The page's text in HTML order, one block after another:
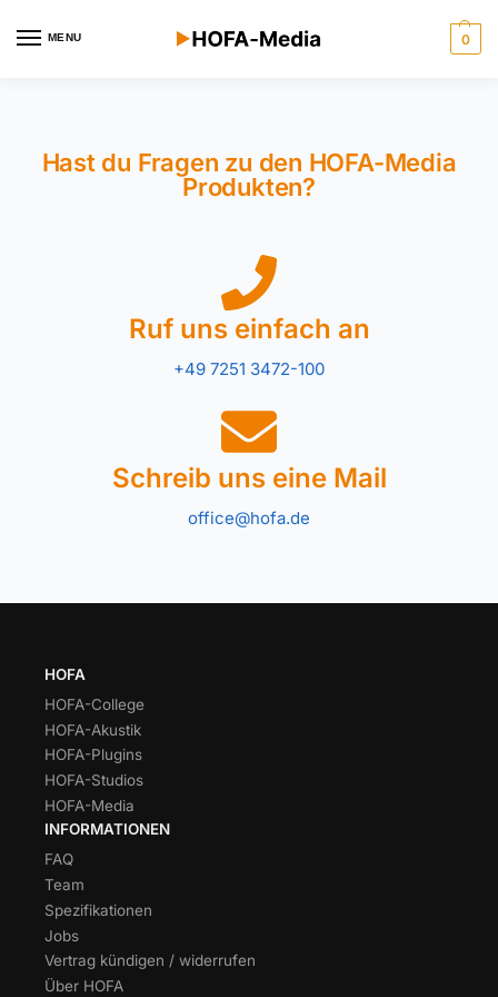
MENU 0
Hast du Fragen zu den HOFA-Media
Produkten?
Ruf uns einfach an
+49 7251 3472-100
Schreib uns eine Mail
office@hofa.de
HOFA
HOFA-College
HOFA-Akustik
HOFA-Plugins
HOFA-Studios
HOFA-Media
INFORMATIONEN
FAQ
Team
Spezifikationen
Jobs
Vertrag kündigen / widerrufen
Über HOFA